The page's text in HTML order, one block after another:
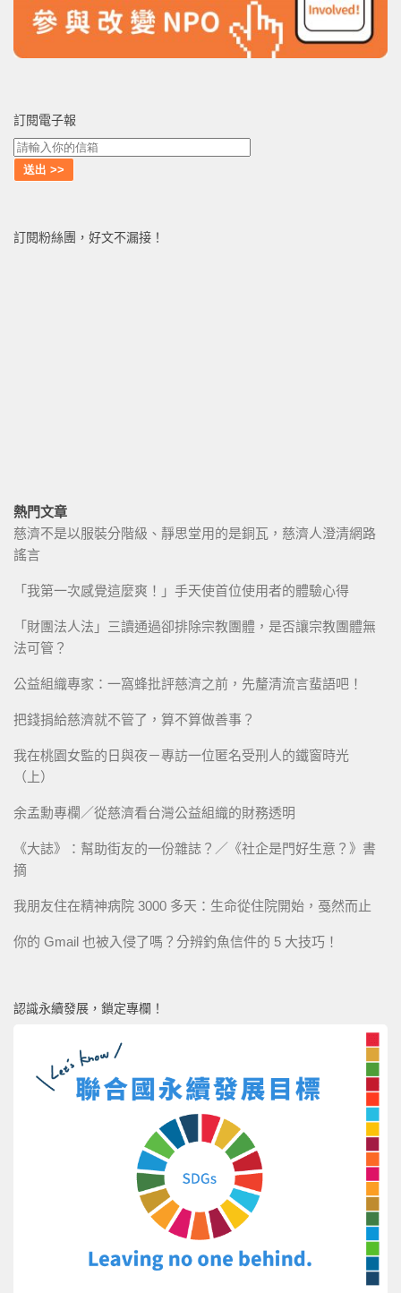
訂閱電子報
訂閱粉絲團，好文不漏接！
熱門文章
慈濟不是以服裝分階級、靜思堂用的是銅瓦，慈濟人澄清網路
謠言
「我第一次感覺這麼爽！」手天使首位使用者的體驗心得
「財團法人法」三讀通過卻排除宗教團體，是否讓宗教團體無
法可管？
公益組織專家：一窩蜂批評慈濟之前，先釐清流言蜚語吧！
把錢捐給慈濟就不管了，算不算做善事？
我在桃園女監的日與夜－專訪一位匿名受刑人的鐵窗時光
（上）
余孟勳專欄／從慈濟看台灣公益組織的財務透明
《大誌》：幫助街友的一份雜誌？／《社企是門好生意？》書
摘
我朋友住在精神病院 3000 多天：生命從住院開始，戞然而止
你的 Gmail 也被入侵了嗎？分辨釣魚信件的 5 大技巧！
認識永續發展，鎖定專欄！